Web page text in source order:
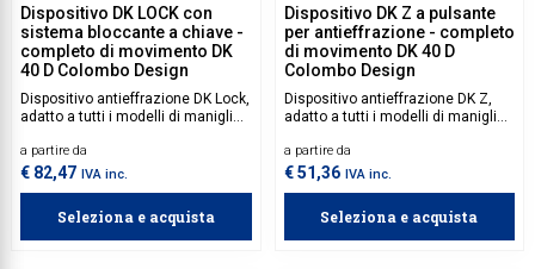
Dispositivo DK LOCK con
sistema bloccante a chiave -
completo di movimento DK
40 D Colombo Design
Dispositivo antieffrazione DK Lock,
adatto a tutti i modelli di maniglie
mm incluso. Carico di rottura 100
Nm.
a partire da
€ 82,47 IVA inc.
Seleziona e acquista
Dispositivo DK Z a pulsante
per antieffrazione - completo
di movimento DK 40 D
Colombo Design
Dispositivo antieffrazione DK Z,
adatto a tutti i modelli di maniglie
mm incluso. Carico di rottura 60
Nm.
a partire da
€ 51,36 IVA inc.
Seleziona e acquista